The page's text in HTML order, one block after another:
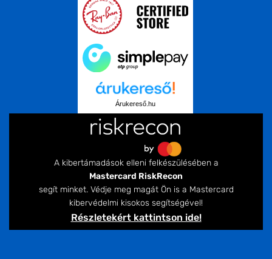
Árukereső.hu
A kibertámadások elleni felkészülésében a
Mastercard RiskRecon
segít minket. Védje meg magát Ön is a Mastercard
kibervédelmi kisokos segítségével!
Részletekért kattintson ide!